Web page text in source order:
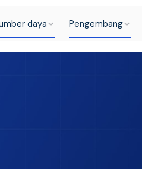
daya Pengembang